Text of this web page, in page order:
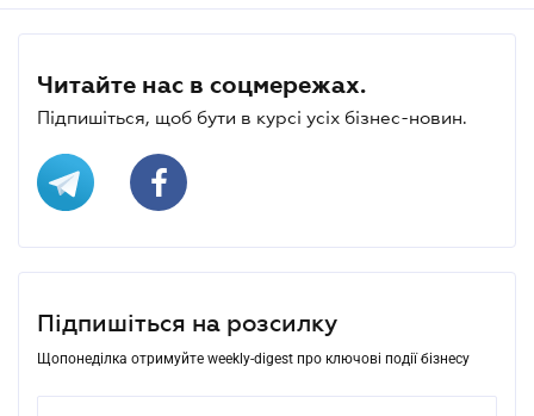
Читайте нас в соцмережах.
Підпишіться, щоб бути в курсі усіх бізнес-новин.
Підпишіться на розсилку
Щопонеділка отримуйте weekly-digest про ключові події бізнесу